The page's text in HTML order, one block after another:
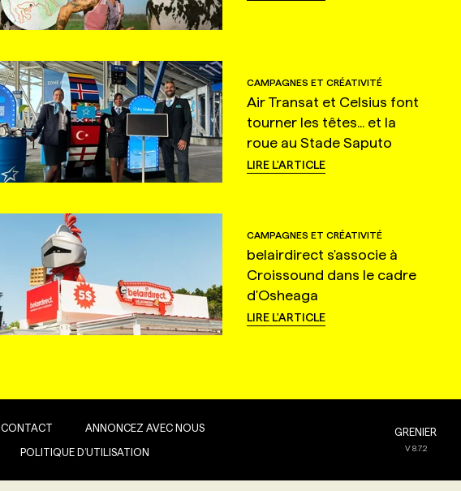
CAMPAGNES ET CRÉATIVITÉ
Air Transat et Celsius font
tourner les têtes... et la
roue au Stade Saputo
LIRE L'ARTICLE
CAMPAGNES ET CRÉATIVITÉ
belairdirect s'associe à
Croissound dans le cadre
d'Osheaga
LIRE L'ARTICLE
CONTACT ANNONCEZ AVEC NOUS
POLITIQUE D’UTILISATION
GRENIER
V8.7.2